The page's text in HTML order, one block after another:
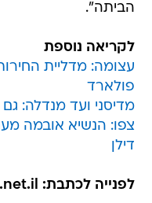
הביתה".
לקריאה נוספת
עצומה: מדליית
פולארד
מדיסני ועד מנדלה:
צפו: הנשיא אובמה
דילן
לפנייה לכתבת: tal_sh@walla.net.il